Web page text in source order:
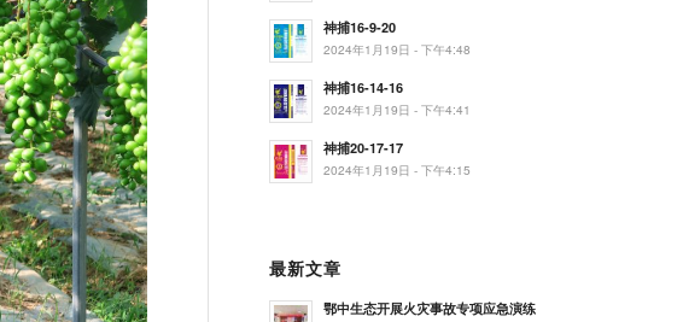
神捕16-9-20
2024年1月19日 - 下午4:48
神捕16-14-16
2024年1月19日 - 下午4:41
神捕20-17-17
2024年1月19日 - 下午4:15
最新文章
鄂中生态开展火灾事故专项应急演练